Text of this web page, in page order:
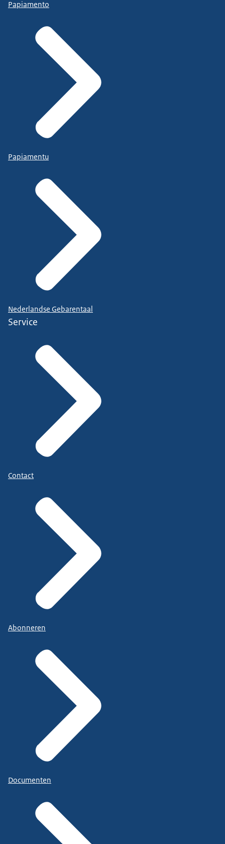
Papiamento
Papiamentu
Nederlandse Gebarentaal
Service
Contact
Abonneren
Documenten